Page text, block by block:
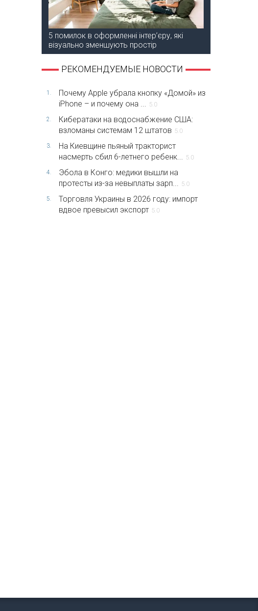
5 помилок в оформленні інтер’єру, які
візуально зменшують простір
РЕКОМЕНДУЕМЫЕ НОВОСТИ
1.
Почему Apple убрала кнопку «Домой» из
iPhone – и почему она ...
5.0
2.
Кибератаки на водоснабжение США:
взломаны системам 12 штатов 5.0
3.
На Киевщине пьяный тракторист
насмерть сбил 6-летнего ребенк...
5.0
4.
Эбола в Конго: медики вышли на
протесты из-за невыплаты зарп...
5.0
5.
Торговля Украины в 2026 году: импорт
вдвое превысил экспорт 5.0